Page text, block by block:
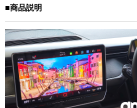
■商品説明